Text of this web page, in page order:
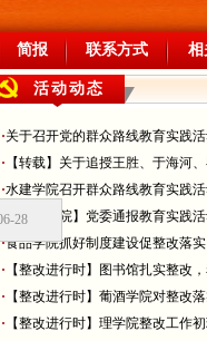
简报 联系方式 相
28
活动动态
·关于召开党的群众路线教育实践活
· 【转载】关于追授王胜、于海河
·水建学院召开群众路线教育实践活
·【经管学院】党委通报教育实践活
·食品学院抓好制度建设促整改落实
· 【整改进行时】图书馆扎实整改
· 【整改进行时】葡酒学院对整改
· 【整改进行时】理学院整改工作